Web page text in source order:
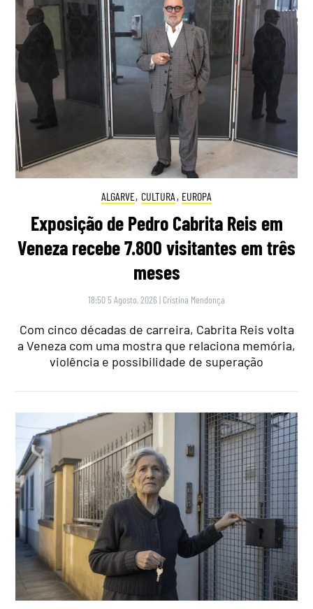
ALGARVE, CULTURA , EUROPA
Exposição de Pedro Cabrita Reis em
Veneza recebe 7.800 visitantes em três
meses
18:50 5 Agosto, 2026 | Cristina Mendonça
Com cinco décadas de carreira, Cabrita Reis volta
a Veneza com uma mostra que relaciona memória,
violência e possibilidade de superação